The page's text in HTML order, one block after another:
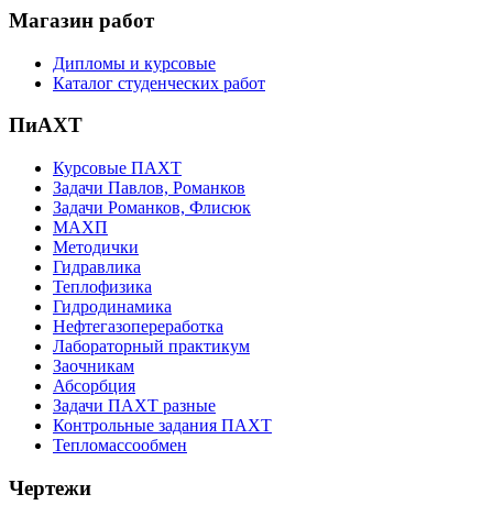
Магазин работ
Дипломы и курсовые
Каталог студенческих работ
ПиАХТ
Курсовые ПАХТ
Задачи Павлов, Романков
Задачи Романков, Флисюк
МАХП
Методички
Гидравлика
Теплофизика
Гидродинамика
Нефтегазопереработка
Лабораторный практикум
Заочникам
Абсорбция
Задачи ПАХТ разные
Контрольные задания ПАХТ
Тепломассообмен
Чертежи